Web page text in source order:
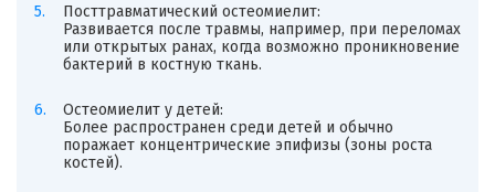
Посттравматический остеомиелит:
Развивается после травмы, например, при переломах
или открытых ранах, когда возможно проникновение
бактерий в костную ткань.
Остеомиелит у детей:
Более распространен среди детей и обычно
поражает концентрические эпифизы (зоны роста
костей).